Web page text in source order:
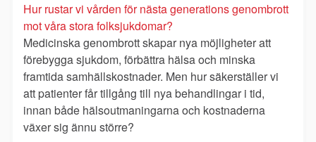
Hur rustar vi vården för nästa generations genombrott
mot våra stora folksjukdomar?
Medicinska genombrott skapar nya möjligheter att
förebygga sjukdom, förbättra hälsa och minska
framtida samhällskostnader. Men hur säkerställer vi
att patienter får tillgång till nya behandlingar i tid,
innan både hälsoutmaningarna och kostnaderna
växer sig ännu större?